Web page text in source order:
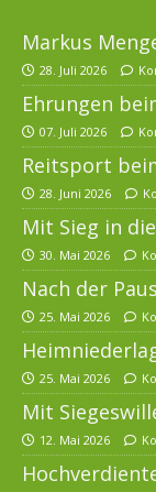
Markus
28. Juli 2026
Ehrungen
07. Juli 2026
Reitsport
28. Juni 2026
Mit Sieg in
30. Mai 2026
Nach der
25. Mai 2026
25. Mai 2026
Mit
12. Mai 2026